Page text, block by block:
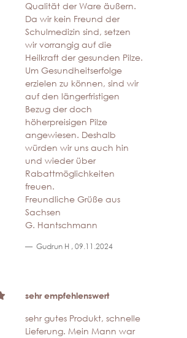
Qualität der Ware äußern.
Da wir kein Freund der
Schulmedizin sind, setzen
wir vorrangig auf die
Heilkraft der gesunden Pilze.
Um Gesundheitserfolge
erzielen zu können, sind wir
auf den längerfristigen
Bezug der doch
höherpreisigen Pilze
angewiesen. Deshalb
würden wir uns auch hin
und wieder über
Rabattmöglichkeiten
freuen.
Freundliche Grüße aus
Sachsen
G. Hantschmann
Gudrun H , 09.11.2024
sehr empfehlenswert
sehr gutes Produkt, schnelle
Lieferung. Mein Mann war